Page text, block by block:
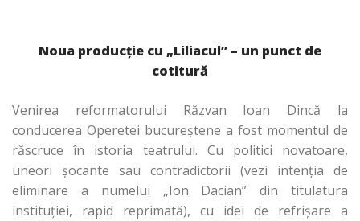
Noua producţie cu „Liliacul” – un punct de
cotitură
Venirea reformatorului Răzvan Ioan Dincă la
conducerea Operetei bucureştene a fost momentul de
răscruce în istoria teatrului. Cu politici novatoare,
uneori şocante sau contradictorii (vezi intenţia de
eliminare a numelui „Ion Dacian” din titulatura
instituţiei, rapid reprimată), cu idei de refrişare a